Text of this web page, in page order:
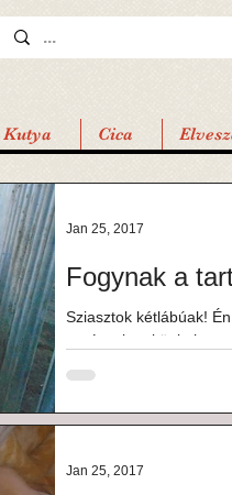
Kutya Cica
Fogynak a
Sziasztok kétlábúak!
segítetek nekünk,
Jan 25, 2017
Jan 25, 2017